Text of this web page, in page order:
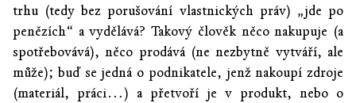
trhu (tedy bez porušování vlastnických práv) „jde po
penězích“ a vydělává? Takový člověk něco nakupuje (a
spotřebovává), něco prodává (ne nezbytně vytváří, ale
může); buď se jedná o podnikatele, jenž nakoupí zdroje
(materiál, práci…) a přetvoří je v produkt, nebo o